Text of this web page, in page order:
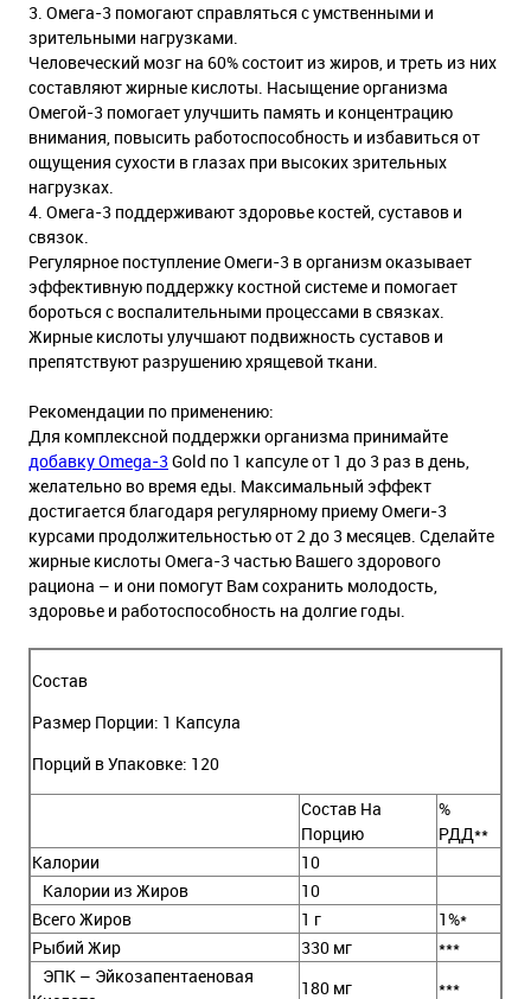
3. Омега-3 помогают справляться с умственными и
зрительными нагрузками.
Человеческий мозг на 60% состоит из жиров, и треть из них
составляют жирные кислоты. Насыщение организма
Омегой-3 помогает улучшить память и концентрацию
внимания, повысить работоспособность и избавиться от
ощущения сухости в глазах при высоких зрительных
нагрузках.
4. Омега-3 поддерживают здоровье костей, суставов и
связок.
Регулярное поступление Омеги-3 в организм оказывает
эффективную поддержку костной системе и помогает
бороться с воспалительными процессами в связках.
Жирные кислоты улучшают подвижность суставов и
препятствуют разрушению хрящевой ткани.
Рекомендации по применению:
Для комплексной поддержки организма принимайте
добавку Omega-3 Gold по 1 капсуле от 1 до 3 раз в день,
желательно во время еды. Максимальный эффект
достигается благодаря регулярному приему Омеги-3
курсами продолжительностью от 2 до 3 месяцев. Сделайте
жирные кислоты Омега-3 частью Вашего здорового
рациона – и они помогут Вам сохранить молодость,
здоровье и работоспособность на долгие годы.
Состав
Размер Порции: 1 Капсула
Порций в Упаковке: 120
Состав На
Порцию
%
РДД**
Калории
10
Калории из Жиров
10
Всего Жиров
1 г
1%*
Рыбий Жир
330 мг
***
ЭПК – Эйкозапентаеновая
180 мг ***